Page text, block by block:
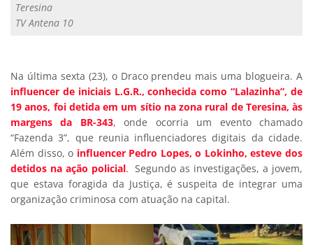
Teresina
TV Antena 10
Na última sexta (23), o Draco prendeu mais uma blogueira. A
influencer de iniciais L.G.R., conhecida como “Lalazinha”, de
19 anos, foi detida em um sítio na zona rural de Teresina, às
margens da BR-343, onde ocorria um evento chamado
“Fazenda 3”, que reunia influenciadores digitais da cidade.
Além disso, o influencer Pedro Lopes, o Lokinho, esteve dos
detidos na ação policial. Segundo as investigações, a jovem,
que estava foragida da Justiça, é suspeita de integrar uma
organização criminosa com atuação na capital.